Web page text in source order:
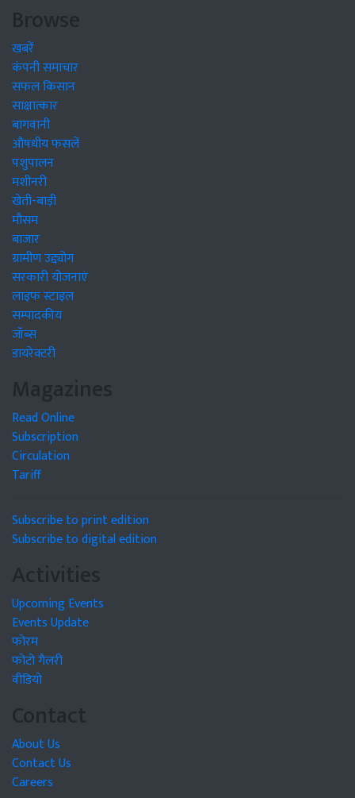
Browse
खबरें
कंपनी समाचार
सफल किसान
साक्षात्कार
बागवानी
औषधीय फसलें
पशुपालन
मशीनरी
खेती-बाड़ी
मौसम
बाजार
ग्रामीण उद्द्योग
सरकारी योजनाएं
लाइफ स्टाइल
सम्पादकीय
जॉब्स
डायरेक्टरी
Magazines
Read Online
Subscription
Circulation
Tariff
Subscribe to print edition
Subscribe to digital edition
Activities
Upcoming Events
Events Update
फोरम
फोटो गैलरी
वीडियो
Contact
About Us
Contact Us
Careers